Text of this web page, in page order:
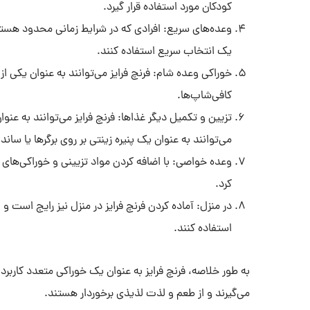
کودکان مورد استفاده قرار گیرد.
وعده‌های سریع: افرادی که در شرایط زمانی محدود
یک انتخاب سریع استفاده کنند.
خوراکی وعده شام: فرنچ فرایز می‌توانند به عنوان یکی
کافی‌شاپ‌ها.
تزیین و تکمیل دیگر غذاها: فرنچ فرایز می‌توانند به
می‌توانند به عنوان یک پنیره زینتی بر روی برگرها یا
وعده خواصی: با اضافه کردن مواد تزیینی و
کرد.
در منزل: آماده کردن فرنچ فرایز در منزل نیز رایج است و
استفاده کنند.
به طور خلاصه، فرنچ فرایز به عنوان یک خوراکی متعدد
می‌گیرند و از طعم و لذت لذیذی برخوردار هستند.